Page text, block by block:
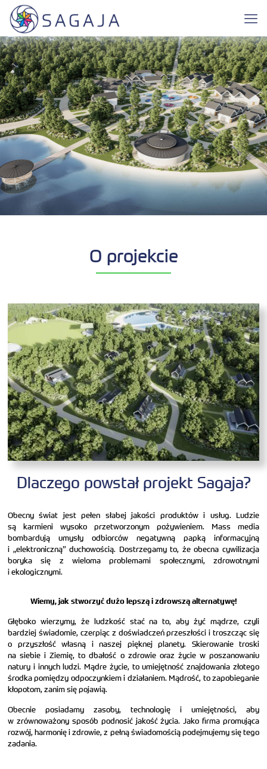
O projekcie
Dlaczego powstał projekt Sagaja?
Obecny świat jest pełen słabej jakości produktów i usług. Ludzie
są karmieni wysoko przetworzonym pożywieniem. Mass media
bombardują umysły odbiorców negatywną papką informacyjną
i „elektroniczną” duchowością. Dostrzegamy to, że obecna cywilizacja
boryka się z wieloma problemami społecznymi, zdrowotnymi
i ekologicznymi.
Wiemy, jak stworzyć dużo lepszą i zdrowszą alternatywę!
Głęboko wierzymy, że ludzkość stać na to, aby żyć mądrze, czyli
bardziej świadomie, czerpiąc z doświadczeń przeszłości i troszcząc się
o przyszłość własną i naszej pięknej planety. Skierowanie troski
na siebie i Ziemię, to dbałość o zdrowie oraz życie w poszanowaniu
natury i innych ludzi. Mądre życie, to umiejętność znajdowania złotego
środka pomiędzy odpoczynkiem i działaniem. Mądrość, to zapobieganie
kłopotom, zanim się pojawią.
Obecnie posiadamy zasoby, technologię i umiejętności, aby
w zrównoważony sposób podnosić jakość życia. Jako firma promująca
rozwój, harmonię i zdrowie, z pełną świadomością podejmujemy się tego
zadania.